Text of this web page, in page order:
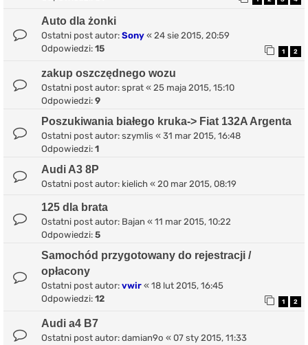
Auto dla żonki
Ostatni post autor: Sony « 24 sie 2015, 20:59
Odpowiedzi: 15 1 2
zakup oszczędnego wozu
Ostatni post autor: sprat « 25 maja 2015, 15:10
Odpowiedzi: 9
Poszukiwania białego kruka-> Fiat 132A Argenta
Ostatni post autor: szymlis « 31 mar 2015, 16:48
Odpowiedzi: 1
Audi A3 8P
Ostatni post autor: kielich « 20 mar 2015, 08:19
125 dla brata
Ostatni post autor: Bajan « 11 mar 2015, 10:22
Odpowiedzi: 5
Samochód przygotowany do rejestracji /
opłacony
Ostatni post autor: vwir « 18 lut 2015, 16:45
Odpowiedzi: 12 1 2
Audi a4 B7
Ostatni post autor: damian9o « 07 sty 2015, 11:33